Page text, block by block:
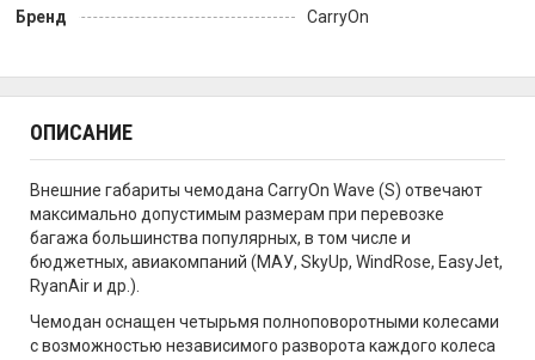
Бренд
CarryOn
ОПИСАНИЕ
Внешние габариты чемодана CarryOn Wave (S) отвечают
максимально допустимым размерам при перевозке
багажа большинства популярных, в том числе и
бюджетных, авиакомпаний (МАУ, SkyUp, WindRose, EasyJet,
RyanAir и др.).
Чемодан оснащен четырьмя полноповоротными колесами
с возможностью независимого разворота каждого колеса